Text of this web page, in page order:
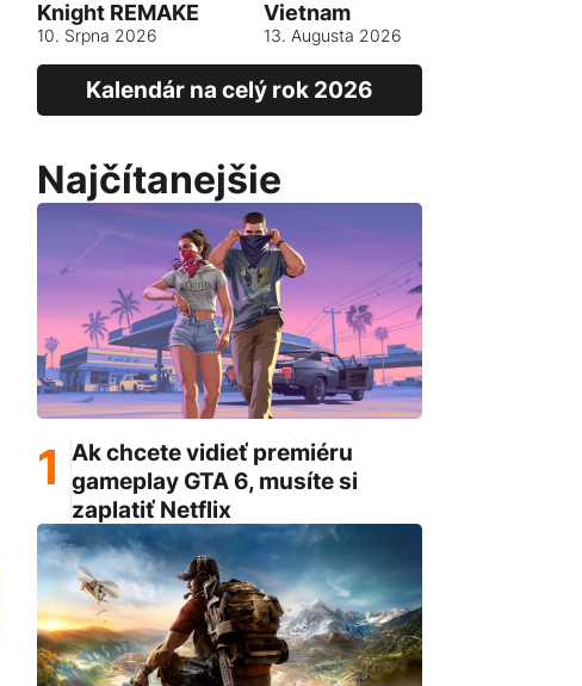
Knight REMAKE
10. Srpna 2026
Vietnam
13. Augusta 2026
Kalendár na celý rok 2026
Najčítanejšie
Ak chcete vidieť premiéru
gameplay GTA 6, musíte si
zaplatiť Netflix